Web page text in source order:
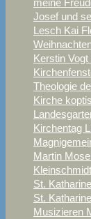
meine
Josef und
Lesch Kai
Kerstin Vogt
Theologie
Kirche
Kirchentag
Martin
Kleinschmidt
St.
St.
Musizieren